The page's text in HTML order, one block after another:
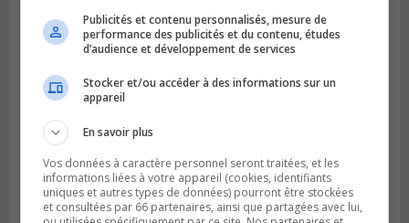
Publicités et contenu personnalisés, mesure de
performance des publicités et du contenu, études
d’audience et développement de services
Stocker et/ou accéder à des informations sur un
appareil
En savoir plus
Vos données à caractère personnel seront traitées, et les
informations liées à votre appareil (cookies, identifiants
uniques et autres types de données) pourront être stockées
et consultées par 66 partenaires, ainsi que partagées avec lui,